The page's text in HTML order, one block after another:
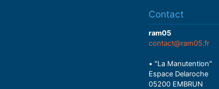
Contact
ram05
contact@ram05.fr
• "La Manutention"
Espace Delaroche
05200 EMBRUN